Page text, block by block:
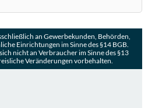
an Gewerbekunden, Behörden,
Einrichtungen im Sinne des §14 BGB.
nicht an Verbraucher im Sinne des §13
Veränderungen vorbehalten.